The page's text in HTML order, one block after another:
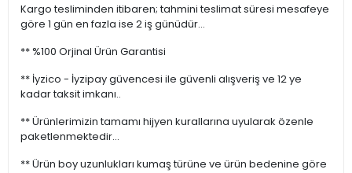
Kargo tesliminden itibaren; tahmini teslimat süresi mesafeye
göre 1 gün en fazla ise 2 iş günüdür...
** %100 Orjinal Ürün Garantisi
** İyzico - İyzipay güvencesi ile güvenli alışveriş ve 12 ye
kadar taksit imkanı..
** Ürünlerimizin tamamı hijyen kurallarına uyularak özenle
paketlenmektedir...
** Ürün boy uzunlukları kumaş türüne ve ürün bedenine göre